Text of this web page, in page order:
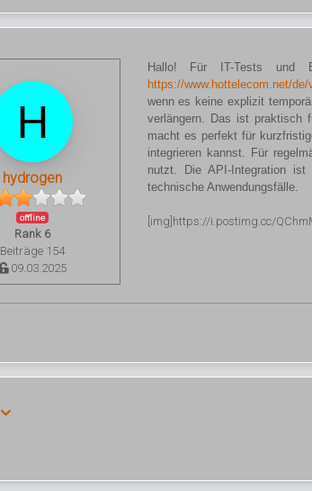
hydrogen
offline
Rank 6
Beiträge 154
09.03.2025
Hallo! Für IT-Tests und
https://www.hottelecom.net/de/
wenn es keine explizit
verlängern. Das ist
macht es perfekt für
integrieren kannst. Für
nutzt. Die API-Integration
technische Anwendungsfälle.
[img]https://i.postimg.cc/